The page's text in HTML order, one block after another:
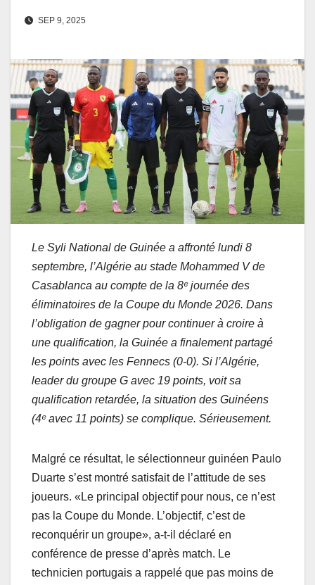
SEP 9, 2025
Le Syli National de Guinée a affronté lundi 8
septembre, l’Algérie au stade Mohammed V de
Casablanca au compte de la 8ᵉ journée des
éliminatoires de la Coupe du Monde 2026. Dans
l’obligation de gagner pour continuer à croire à
une qualification, la Guinée a finalement partagé
les points avec les Fennecs (0-0). Si l’Algérie,
leader du groupe G avec 19 points, voit sa
qualification retardée, la situation des Guinéens
(4ᵉ avec 11 points) se complique. Sérieusement.
Malgré ce résultat, le sélectionneur guinéen Paulo
Duarte s’est montré satisfait de l’attitude de ses
joueurs. «Le principal objectif pour nous, ce n’est
pas la Coupe du Monde. L’objectif, c’est de
reconquérir un groupe», a-t-il déclaré en
conférence de presse d’après match. Le
technicien portugais a rappelé que pas moins de